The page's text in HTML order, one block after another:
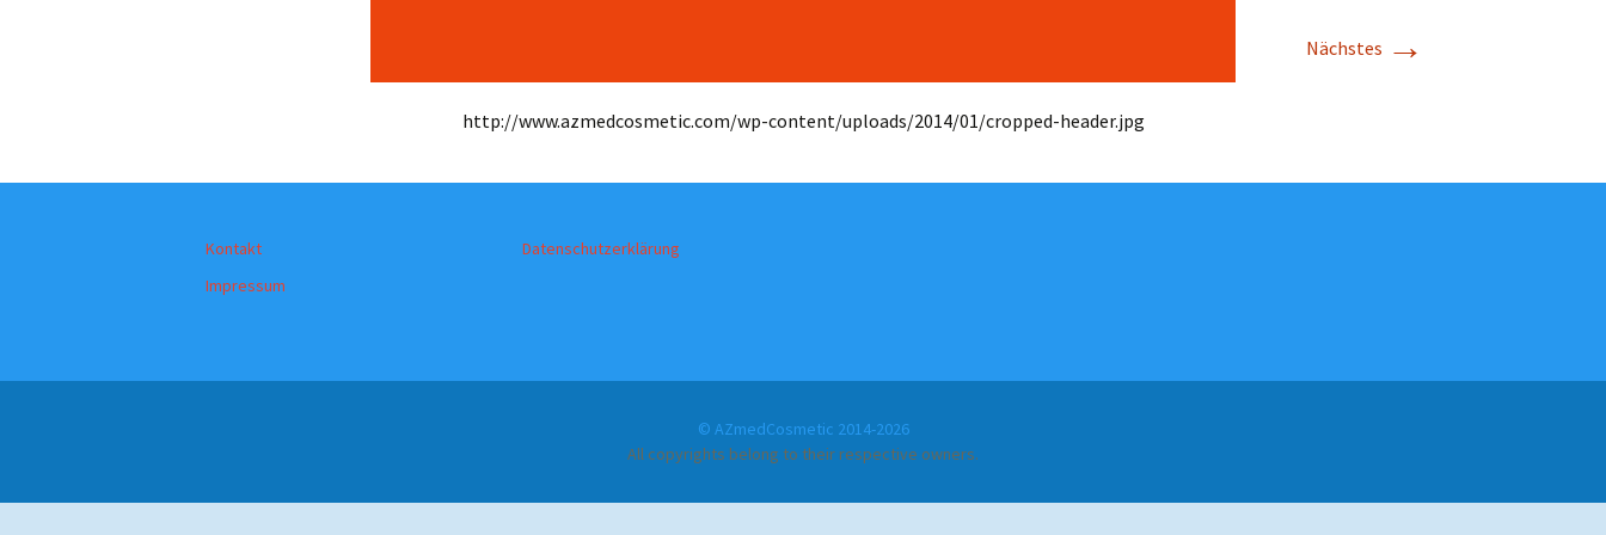
Nächstes →
http://www.azmedcosmetic.com/wp-content/uploads/2014/01/cropped-header.jpg
Kontakt
Impressum
Datenschutzerklärung
© AZmedCosmetic 2014-2026
All copyrights belong to their respective owners.